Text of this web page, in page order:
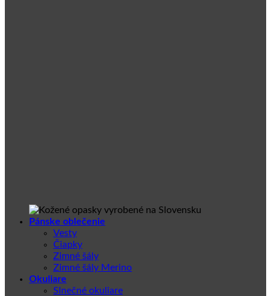
Pánske oblečenie
Vesty
Čiapky
Zimné šály
Zimné šály Merino
Okuliare
Slnečné okuliare